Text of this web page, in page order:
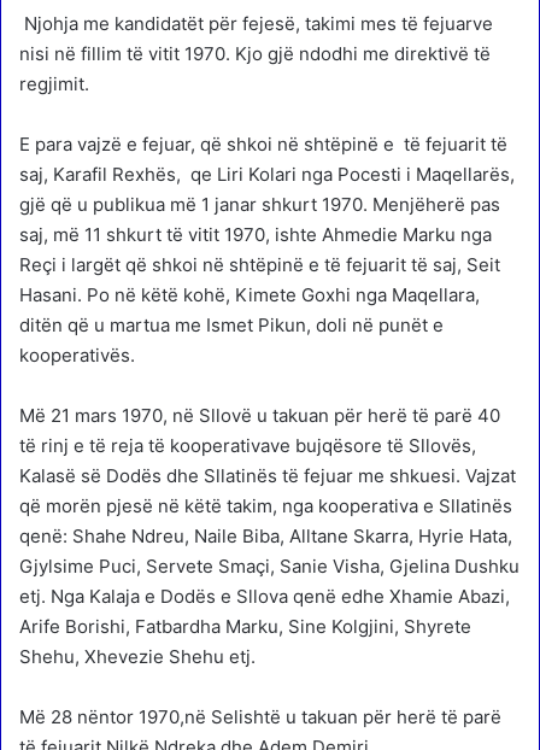
Njohja me kandidatët për fejesë, takimi mes të fejuarve
nisi në fillim të vitit 1970. Kjo gjë ndodhi me direktivë të
regjimit.
E para vajzë e fejuar, që shkoi në shtëpinë e të fejuarit të
saj, Karafil Rexhës, qe Liri Kolari nga Pocesti i Maqellarës,
gjë që u publikua më 1 janar shkurt 1970. Menjëherë pas
saj, më 11 shkurt të vitit 1970, ishte Ahmedie Marku nga
Reçi i largët që shkoi në shtëpinë e të fejuarit të saj, Seit
Hasani. Po në këtë kohë, Kimete Goxhi nga Maqellara,
ditën që u martua me Ismet Pikun, doli në punët e
kooperativës.
Më 21 mars 1970, në Sllovë u takuan për herë të parë 40
të rinj e të reja të kooperativave bujqësore të Sllovës,
Kalasë së Dodës dhe Sllatinës të fejuar me shkuesi. Vajzat
që morën pjesë në këtë takim, nga kooperativa e Sllatinës
qenë: Shahe Ndreu, Naile Biba, Alltane Skarra, Hyrie Hata,
Gjylsime Puci, Servete Smaçi, Sanie Visha, Gjelina Dushku
etj. Nga Kalaja e Dodës e Sllova qenë edhe Xhamie Abazi,
Arife Borishi, Fatbardha Marku, Sine Kolgjini, Shyrete
Shehu, Xhevezie Shehu etj.
Më 28 nëntor 1970,në Selishtë u takuan për herë të parë